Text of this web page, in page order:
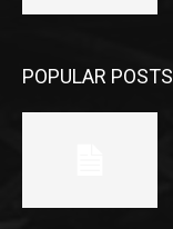
POPULAR POSTS